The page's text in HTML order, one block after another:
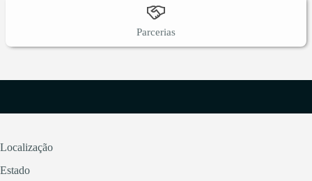
Parcerias
Localização
Estado